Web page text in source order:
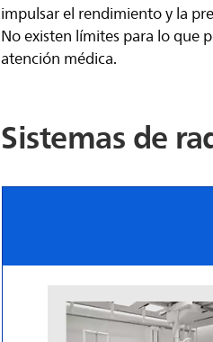
impulsar el rendimiento y la
No existen límites para lo que
atención médica.
Sistemas de